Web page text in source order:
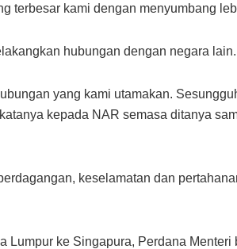
terbesar kami dengan menyumbang
hubungan dengan negara lain.
yang kami utamakan.
kepada NAR semasa ditanya
keselamatan dan
ke Singapura, Perdana